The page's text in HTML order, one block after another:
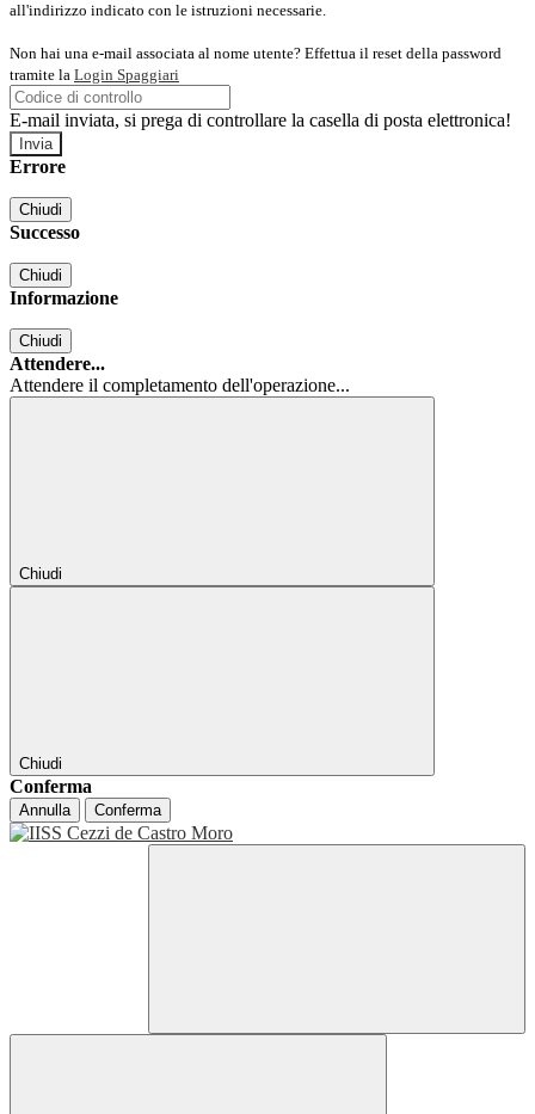
all'indirizzo indicato con le istruzioni necessarie.
Non hai una e-mail associata al nome utente? Effettua il reset della password
tramite la Login Spaggiari
E-mail inviata, si prega di controllare la casella di posta elettronica!
Errore
Chiudi
Successo
Chiudi
Informazione
Chiudi
Attendere...
Attendere il completamento dell'operazione...
Chiudi
Chiudi
Conferma
Annulla Conferma